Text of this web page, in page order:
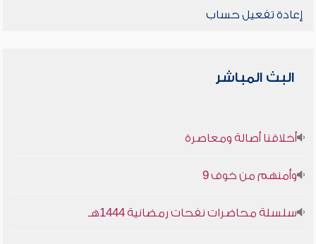
إعادة تفعيل حساب
البث المباشر
أخلاقنا أصالة ومعاصرة
وأمنهم من خوف 9
سلسلة محاضرات نفحات رمضانية 1444هـ